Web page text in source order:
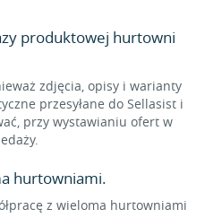
produktowej hurtowni
zdjęcia, opisy i warianty
przesyłane do Sellasist i
przy wystawianiu ofert w
hurtowniami.
z wieloma hurtowniami